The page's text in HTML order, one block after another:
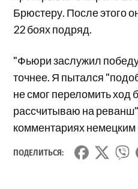
Брюстеру. После этого
22 боях подряд.
"Фьюри заслужил
точнее. Я пытался
не смог переломить ход
рассчитываю на
комментариях
ПОДЕЛИТЬСЯ: